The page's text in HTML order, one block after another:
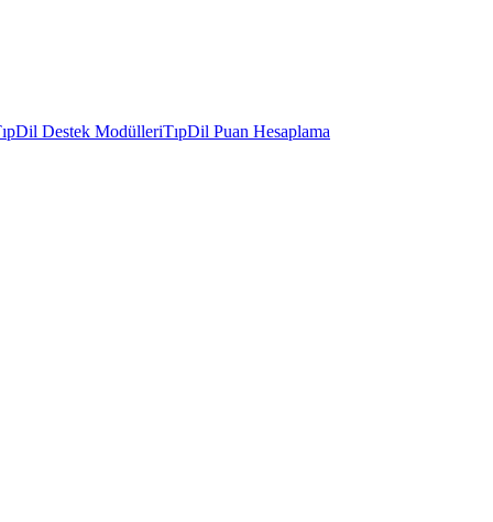
Destek ModülleriTıpDil Puan Hesaplama